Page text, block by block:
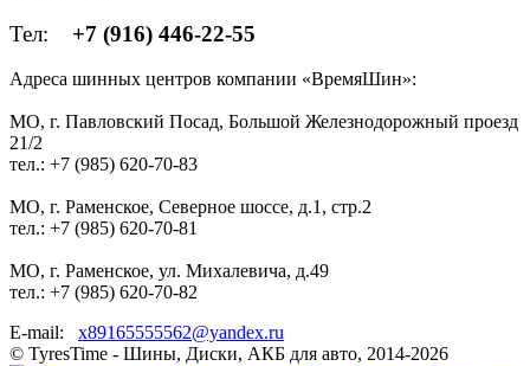
Тел: +7 (916) 446-22-55
Адреса шинных центров компании «ВремяШин»:
МО, г. Павловский Посад, Большой Железнодорожный проезд
21/2
тел.: +7 (985) 620-70-83
МО, г. Раменское, Северное шоссе, д.1, стр.2
тел.: +7 (985) 620-70-81
МО, г. Раменское, ул. Михалевича, д.49
тел.: +7 (985) 620-70-82
E-mail: x89165555562@yandex.ru
© TyresTime - Шины, Диски, АКБ для авто, 2014-2026